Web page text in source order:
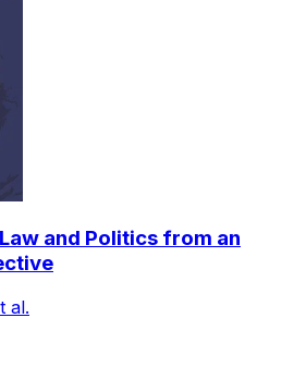
and Politics from an
al.